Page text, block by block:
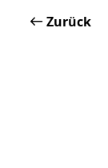
Zurück